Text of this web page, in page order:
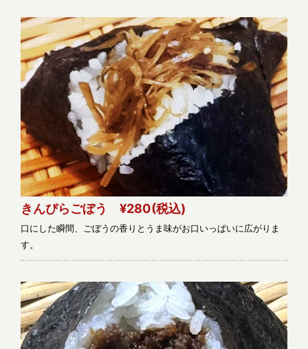
きんぴらごぼう ¥280(税込)
口にした瞬間、ごぼうの香りとうま味がお口いっぱいに広がりま
す。